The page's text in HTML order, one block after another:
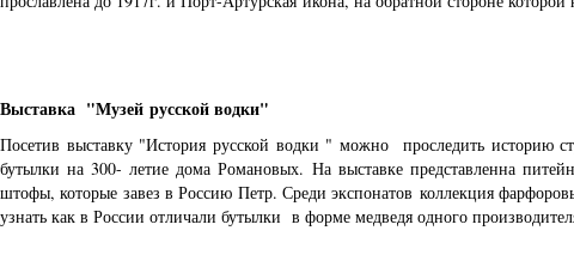
Выставка "Музей русской водки"
Посетив выставку "История русской водки " можно проследить историю
бутылки на 300- летие дома Романовых. На выставке представленна
штофы, которые завез в Россию Петр. Среди экспонатов коллекция
узнать как в России отличали бутылки в форме медведя одного